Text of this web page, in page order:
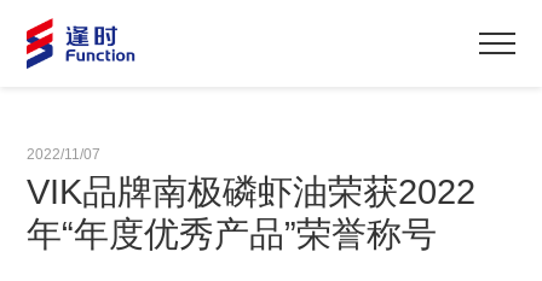
2022/11/07
VIK品牌南极磷虾油荣获2022
年“年度优秀产品”荣誉称号